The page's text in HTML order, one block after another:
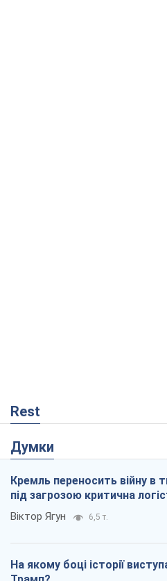
Rest
Думки
Кремль переносить війну в
під загрозою критична
Віктор Ягун 6,5 т.
На якому боці історії